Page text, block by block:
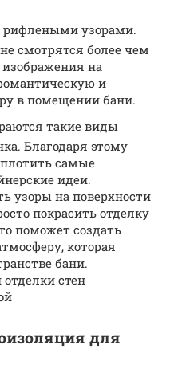
рифлеными узорами.
смотрятся более чем
на
и
в помещении бани.
такие виды
Благодаря этому
самые
идеи.
узоры на поверхности
покрасить отделку
поможет создать
которая
бани.
стен
для